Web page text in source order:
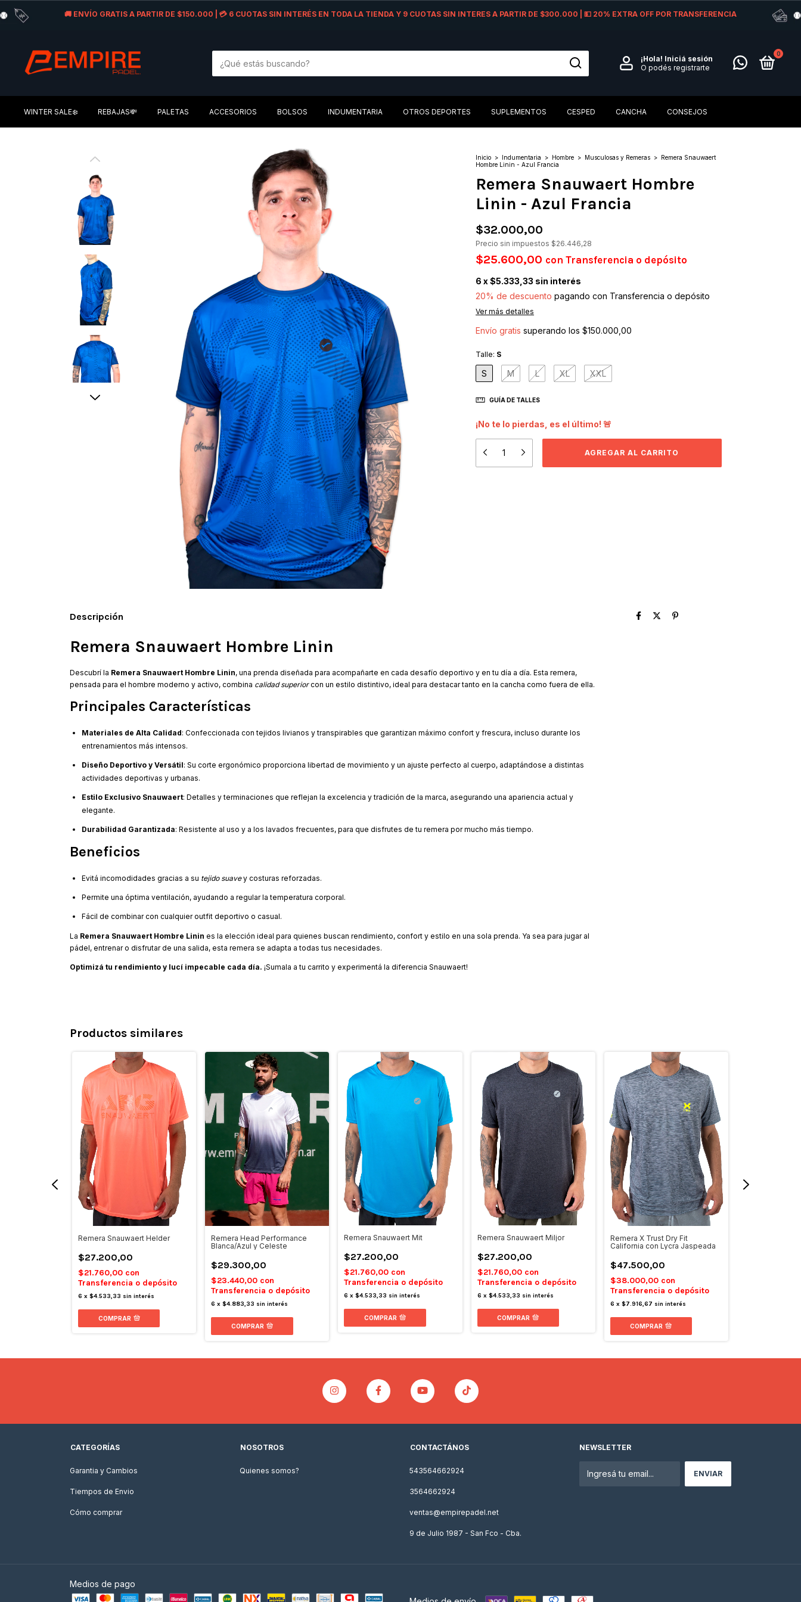
🚚 ENVÍO GRATIS A PARTIR DE $150.000 | 💳 6 CUOTAS SIN INTERÉS EN TODA LA TIENDA Y 9 CUOTAS SIN INTERES A PARTIR DE $300.000 | 💵 20% EXTRA OFF POR TRANSFERENCIA
¡Hola! Iniciá sesión
O podés registrarte
0
WINTER SALE❄️ REBAJAS💸 PALETAS ACCESORIOS BOLSOS INDUMENTARIA OTROS DEPORTES SUPLEMENTOS CESPED CANCHA CONSEJOS
Inicio > Indumentaria > Hombre > Musculosas y Remeras > Remera Snauwaert
Hombre Linin - Azul Francia
Remera Snauwaert Hombre
Linin - Azul Francia
$32.000,00
Precio sin impuestos $26.446,28
$25.600,00 con Transferencia o depósito
6 x$5.333,33 sin interés
20% de descuento pagando con Transferencia o depósito
Ver más detalles
Envío gratis superando los $150.000,00
Talle: S
S M L XL XXL
GUÍA DE TALLES
¡No te lo pierdas, es el último! 🚨
Descripción
Remera Snauwaert Hombre Linin
Descubrí la Remera Snauwaert Hombre Linin, una prenda diseñada para acompañarte en cada desafío deportivo y en tu día a día. Esta remera,
pensada para el hombre moderno y activo, combina calidad superiorcon un estilo distintivo, ideal para destacar tanto en la cancha como fuera de ella.
Principales Características
Materiales de Alta Calidad: Confeccionada con tejidos livianos y transpirables que garantizan máximo confort y frescura, incluso durante los
entrenamientos más intensos.
Diseño Deportivo y Versátil: Su corte ergonómico proporciona libertad de movimiento y un ajuste perfecto al cuerpo, adaptándose a distintas
actividades deportivas y urbanas.
Estilo Exclusivo Snauwaert: Detalles y terminaciones que reflejan la excelencia y tradición de la marca, asegurando una apariencia actual y
elegante.
Durabilidad Garantizada: Resistente al uso y a los lavados frecuentes, para que disfrutes de tu remera por mucho más tiempo.
Beneficios
Evitá incomodidades gracias a su tejido suavey costuras reforzadas.
Permite una óptima ventilación, ayudando a regular la temperatura corporal.
Fácil de combinar con cualquier outfit deportivo o casual.
La Remera Snauwaert Hombre Linin es la elección ideal para quienes buscan rendimiento, confort y estilo en una sola prenda. Ya sea para jugar al
pádel, entrenar o disfrutar de una salida, esta remera se adapta a todas tus necesidades.
Optimizá tu rendimiento y lucí impecable cada día. ¡Sumala a tu carrito y experimentá la diferencia Snauwaert!
Productos similares
Remera Snauwaert Helder
$27.200,00
$21.760,00 con
Transferencia o depósito
6 x $4.533,33 sin interés
COMPRAR
Remera Head Performance
Blanca/Azul y Celeste
$29.300,00
$23.440,00 con
Transferencia o depósito
6 x$4.883,33 sin interés
COMPRAR
Remera Snauwaert Mit
$27.200,00
$21.760,00 con
Transferencia o depósito
6 x$4.533,33 sin interés
COMPRAR
Remera Snauwaert Miljor
$27.200,00
$21.760,00 con
Transferencia o depósito
6 x $4.533,33 sin interés
COMPRAR
Remera X Trust Dry Fit
California con Lycra Jaspeada
$47.500,00
$38.000,00 con
Transferencia o depósito
6 x $7.916,67 sin interés
COMPRAR
CATEGORÍAS
Garantia y Cambios
Tiempos de Envio
Cómo comprar
NOSOTROS
Quienes somos?
CONTACTÁNOS
543564662924
3564662924
ventas@empirepadel.net
9 de Julio 1987 - San Fco - Cba.
NEWSLETTER
Medios de pago